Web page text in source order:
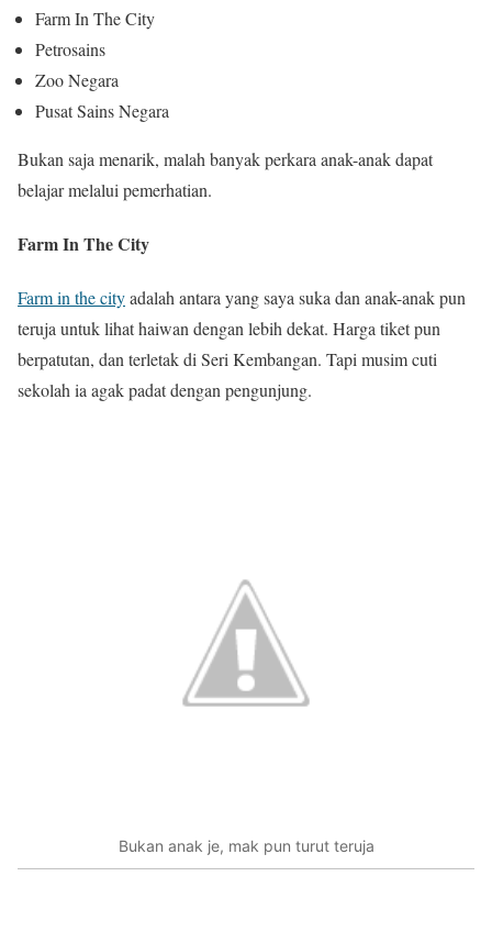
Farm In The City
Petrosains
Zoo Negara
Pusat Sains Negara
Bukan saja menarik, malah banyak perkara anak-anak dapat
belajar melalui pemerhatian.
Farm In The City
Farm in the cityadalah antara yang saya suka dan anak-anak pun
teruja untuk lihat haiwan dengan lebih dekat. Harga tiket pun
berpatutan, dan terletak di Seri Kembangan. Tapi musim cuti
sekolah ia agak padat dengan pengunjung.
Bukan anak je, mak pun turut teruja